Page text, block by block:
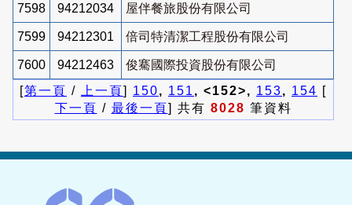
7598 94212034 屋伴餐旅股份有限公司
7599 94212301 倍司特清潔工程股份有限公司
7600 94212463
俊騫國際投資股份有限公司
[第一頁 / 上一頁] 150, 151 , <152>, 153, 154 [
下一頁 / 最後一頁] 共有 8028 筆資料